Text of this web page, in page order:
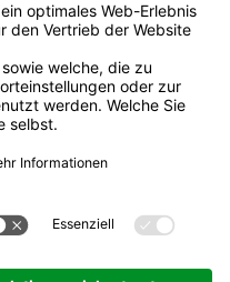
Cookie-Einstellungen